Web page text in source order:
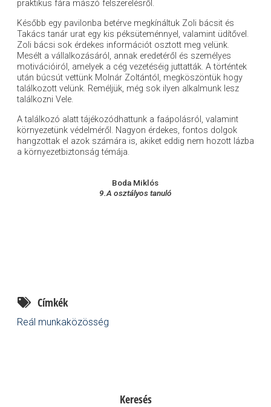
praktikus fára mászó felszerelésről.
Később egy pavilonba betérve megkínáltuk Zoli bácsit és
Takács tanár urat egy kis péksüteménnyel, valamint üdítővel.
Zoli bácsi sok érdekes információt osztott meg velünk.
Mesélt a vállalkozásáról, annak eredetéről és személyes
motivációiról, amelyek a cég vezetéséig juttatták. A történtek
után búcsút vettünk Molnár Zoltántól, megköszöntük hogy
találkozott velünk. Reméljük, még sok ilyen alkalmunk lesz
találkozni Vele.
A találkozó alatt tájékozódhattunk a faápolásról, valamint
környezetünk védelméről. Nagyon érdekes, fontos dolgok
hangzottak el azok számára is, akiket eddig nem hozott lázba
a környezetbiztonság témája.
Boda Miklós
9.A osztályos tanuló
Címkék
Reál munkaközösség
Keresés